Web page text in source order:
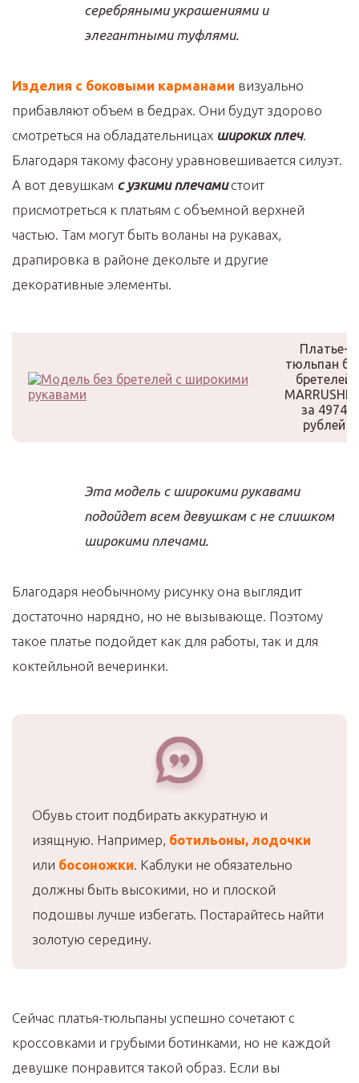
серебряными украшениями и
элегантными туфлями.
Изделия с боковыми карманами визуально
прибавляют объем в бедрах. Они будут здорово
смотреться на обладательницах широких плеч.
Благодаря такому фасону уравновешивается силуэт.
А вот девушкам с узкими плечамистоит
присмотреться к платьям с объемной верхней
частью. Там могут быть воланы на рукавах,
драпировка в районе декольте и другие
декоративные элементы.
Платье-
тюльпан
бретелей
за 4974
рублей
Эта модель с широкими рукавами
подойдет всем девушкам с не слишком
широкими плечами.
Благодаря необычному рисунку она выглядит
достаточно нарядно, но не вызывающе. Поэтому
такое платье подойдет как для работы, так и для
коктейльной вечеринки.
Обувь стоит подбирать аккуратную и
изящную. Например, ботильоны, лодочки
или босоножки . Каблуки не обязательно
должны быть высокими, но и плоской
подошвы лучше избегать. Постарайтесь найти
золотую середину.
Сейчас платья-тюльпаны успешно сочетают с
кроссовками и грубыми ботинками, но не каждой
девушке понравится такой образ. Если вы